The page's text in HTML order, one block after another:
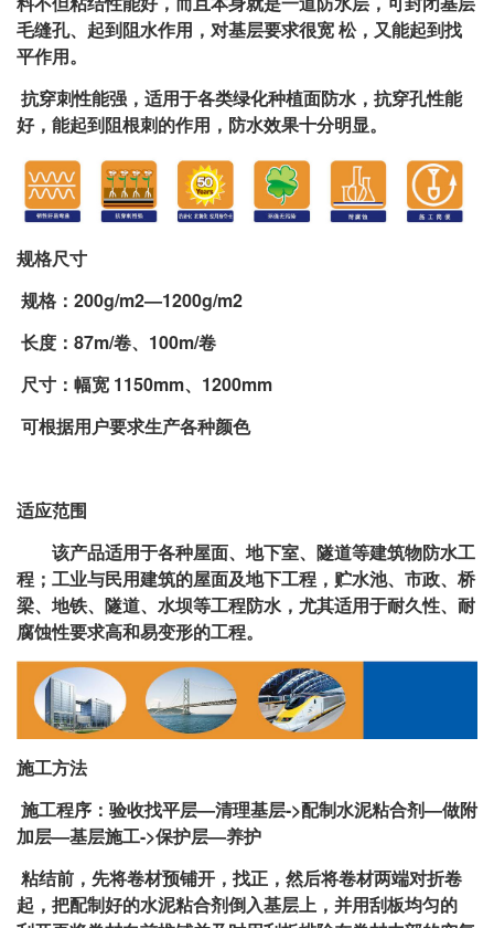
毛缝孔、起到阻水作用，对基层要求很宽 松，又能起到找
平作用。
抗穿刺性能强，适用于各类绿化种植面防水，抗穿孔性能
好，能起到阻根刺的作用，防水效果十分明显。
规格尺寸
规格：200g/m2—1200g/m2
长度：87m/卷、100m/卷
尺寸：幅宽 1150mm、1200mm
可根据用户要求生产各种颜色
适应范围
该产品适用于各种屋面、地下室、隧道等建筑物防水工
程；工业与民用建筑的屋面及地下工程，贮水池、市政、桥
梁、地铁、隧道、水坝等工程防水，尤其适用于耐久性、耐
腐蚀性要求高和易变形的工程。
施工方法
施工程序：验收找平层—清理基层->配制水泥粘合剂—做附
加层—基层施工->保护层—养护
粘结前，先将卷材预铺开，找正，然后将卷材两端对折卷
起，把配制好的水泥粘合剂倒入基层上，并用刮板均匀的